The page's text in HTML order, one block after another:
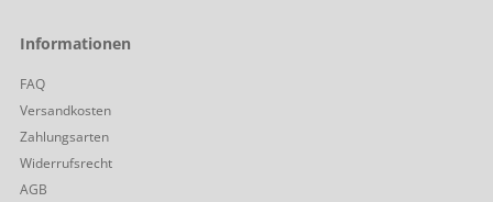
Informationen
FAQ
Versandkosten
Zahlungsarten
Widerrufsrecht
AGB